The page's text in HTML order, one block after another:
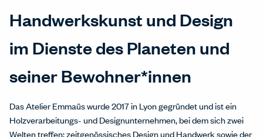
Handwerkskunst und Design
im Dienste des Planeten und
seiner Bewohner*innen
Das Atelier Emmaüs wurde 2017 in Lyon gegründet und ist ein
Holzverarbeitungs- und Designunternehmen, bei dem sich zwei
Welten treffen: zeitgenössisches Design und Handwerk sowie der